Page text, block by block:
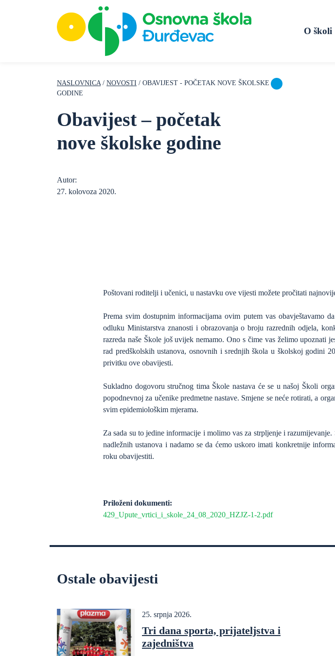
O školi
NASLOVNICA / NOVOSTI / OBAVIJEST - POČETAK NOVE ŠKOLSKE
GODINE
Obavijest – početak
nove školske godine
Autor:
27. kolovoza 2020.
Poštovani roditelji i učenici, u nastavku ove vijesti možete pročitati
Prema svim dostupnim informacijama ovim putem vas obavještavamo
odluku Ministarstva znanosti i obrazovanja o broju razrednih odjela,
razreda naše Škole još uvijek nemamo. Ono s čime vas želimo upoznati
rad predškolskih ustanova, osnovnih i srednjih škola u školskoj godini
privitku ove obavijesti.
Sukladno dogovoru stručnog tima Škole nastava će se u našoj Školi
popodnevnoj za učenike predmetne nastave. Smjene se neće rotirati, a
svim epidemiološkim mjerama.
Za sada su to jedine informacije i molimo vas za strpljenje i
nadležnih ustanova i nadamo se da ćemo uskoro imati konkretnije
roku obavijestiti.
Priloženi dokumenti:
429_Upute_vrtici_i_skole_24_08_2020_HZJZ-1-2.pdf
Ostale obavijesti
25. srpnja 2026.
Tri dana sporta, prijateljstva i
zajedništva